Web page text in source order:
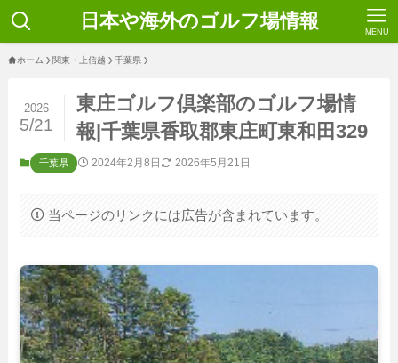
日本や海外のゴルフ場情報 MENU
ホーム 関東・上信越 千葉県
東庄ゴルフ倶楽部のゴルフ場情
報|千葉県香取郡東庄町東和田329
2026
5/21
千葉県 2024年2月8日 2026年5月21日
当ページのリンクには広告が含まれています。